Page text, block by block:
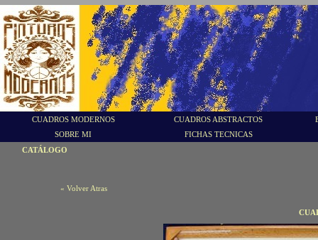
CUADROS MODERNOS CUADROS ABSTRACTOS
SOBRE MI
FICHAS TECNICAS
CATÁLOGO
« Volver Atras